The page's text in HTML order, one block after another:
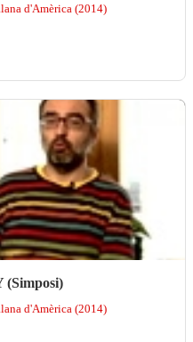
d'Amèrica (2014)
d'Amèrica (2014)